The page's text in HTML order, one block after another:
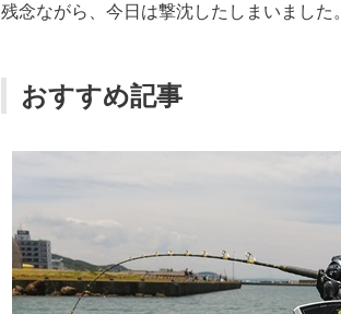
残念ながら、今日は撃沈したしまいました
おすすめ記事